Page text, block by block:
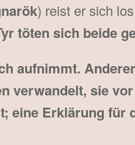
) reist er sich
töten sich beide
aufnimmt.
verwandelt, sie
eine Erklärung für